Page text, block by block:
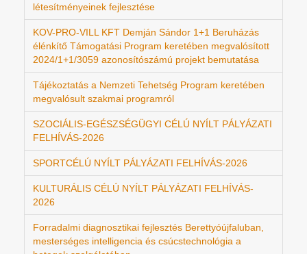
létesítményeinek fejlesztése
KOV-PRO-VILL KFT Demján Sándor 1+1 Beruházás
élénkítő Támogatási Program keretében megvalósított
2024/1+1/3059 azonosítószámú projekt bemutatása
Tájékoztatás a Nemzeti Tehetség Program keretében
megvalósult szakmai programról
SZOCIÁLIS-EGÉSZSÉGÜGYI CÉLÚ NYÍLT PÁLYÁZATI
FELHÍVÁS-2026
SPORTCÉLÚ NYÍLT PÁLYÁZATI FELHÍVÁS-2026
KULTURÁLIS CÉLÚ NYÍLT PÁLYÁZATI FELHÍVÁS-
2026
Forradalmi diagnosztikai fejlesztés Berettyóújfaluban,
mesterséges intelligencia és csúcstechnológia a